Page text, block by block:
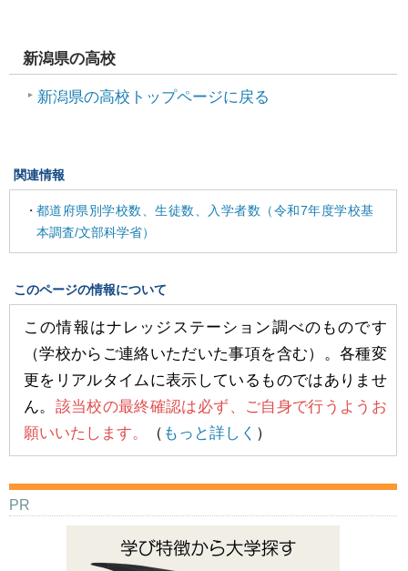
新潟県の高校
新潟県の高校トップページに戻る
関連情報
都道府県別学校数、生徒数、入学者数（令和7年度学校基
本調査/文部科学省）
このページの情報について
この情報はナレッジステーション調べのものです
（学校からご連絡いただいた事項を含む）。各種変
更をリアルタイムに表示しているものではありませ
ん。 該当校の最終確認は必ず、ご自身で行うようお
願いいたします。
（ もっと詳しく ）
PR